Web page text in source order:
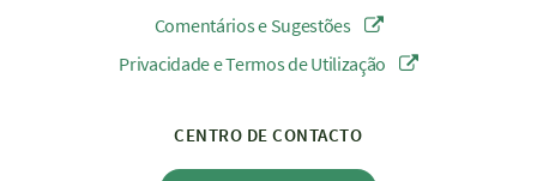
Comentários e Sugestões
Privacidade e Termos de Utilização
CENTRO DE CONTACTO